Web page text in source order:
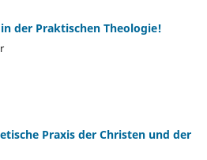
der Praktischen Theologie!
Praxis der Christen und der